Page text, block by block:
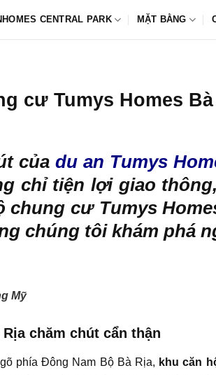
CENTRAL PARK MẶT BẰNG
cư Tumys Homes
củadu an Tumys
chỉ tiện lợi giao
chung cư Tumys
chúng tôi khám phá
Mỹ
chăm chút cẩn thận
phía Đông Nam Bộ Bà Rịa, khu căn